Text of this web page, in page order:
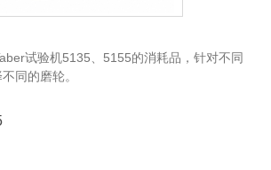
试验机5135、5155的消耗品，针对不同
同的磨轮。